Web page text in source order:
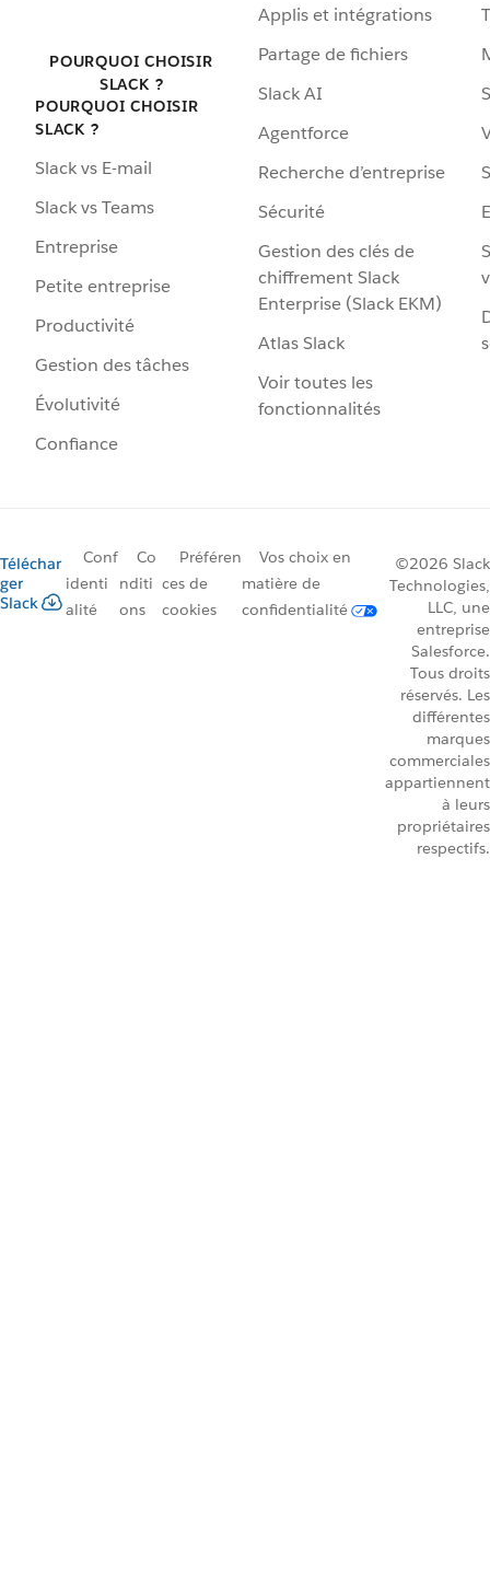
POURQUOI CHOISIR
SLACK ?
POURQUOI CHOISIR
SLACK ?
Slack vs E-mail
Slack vs Teams
Entreprise
Petite entreprise
Productivité
Gestion des tâches
Évolutivité
Confiance
Applis et intégrations
Partage de fichiers
Slack AI
Agentforce
Recherche d’entreprise
Sécurité
Gestion des clés de
chiffrement Slack
Enterprise (Slack EKM)
Atlas Slack
Voir toutes les
fonctionnalités
Téléchar
ger
Slack
Conf
identi
alité
Co
nditi
ons
Préféren
ces de
cookies
Vos choix en
matière de
confidentialité
©2026 Slack
Technologies,
LLC, une
entreprise
Salesforce.
Tous droits
réservés. Les
différentes
marques
commerciales
appartiennent
à leurs
propriétaires
respectifs.